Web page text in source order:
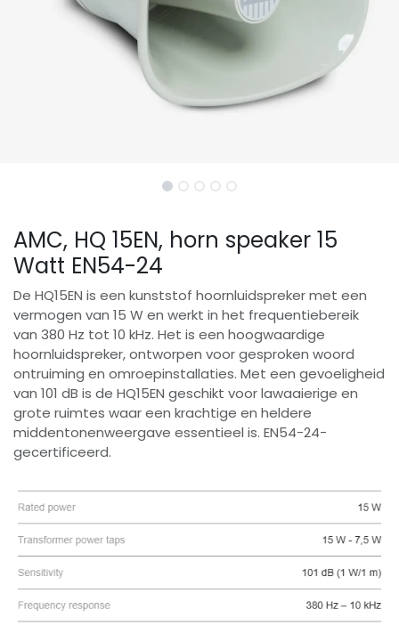
AMC, HQ 15EN, horn speaker 15
Watt EN54-24
De HQ15EN is een kunststof hoornluidspreker met een
vermogen van 15 W en werkt in het frequentiebereik
van 380 Hz tot 10 kHz. Het is een hoogwaardige
hoornluidspreker, ontworpen voor gesproken woord
ontruiming en omroepinstallaties. Met een gevoeligheid
van 101 dB is de HQ15EN geschikt voor lawaaierige en
grote ruimtes waar een krachtige en heldere
middentonenweergave essentieel is. EN54-24-
gecertificeerd.